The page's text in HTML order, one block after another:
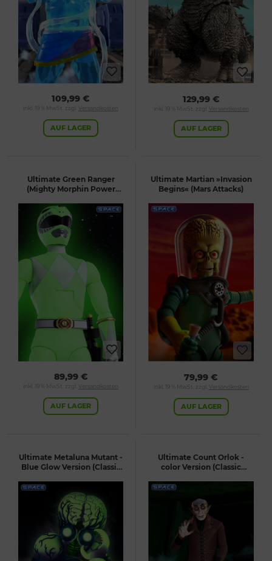
109,99 €
inkl. 19 % MwSt. zzgl. Versandkosten
AUF LAGER
129,99 €
inkl. 19 % MwSt. zzgl. Versandkosten
AUF LAGER
Ultimate Green Ranger
(Mighty Morphin Power
89,99 €
inkl. 19 % MwSt. zzgl. Versandkosten
AUF LAGER
Ultimate Martian »Invasion
Begins« (Mars Attacks)
79,99 €
inkl. 19 % MwSt. zzgl. Versandkosten
AUF LAGER
Ultimate Metaluna Mutant -
Blue Glow Version (Classic
Ultimate Count Orlok -
color Version (Classic